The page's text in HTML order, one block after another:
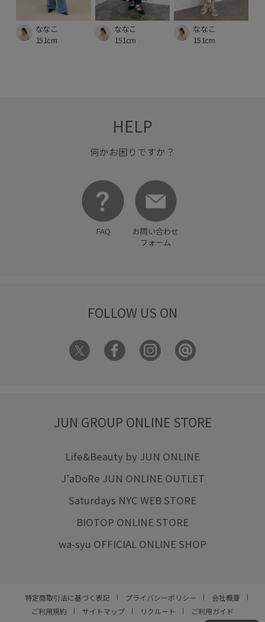
ななこ
151cm
ななこ
151cm
ななこ
151cm
HELP
何かお困りですか？
FAQ
お問い合わせ
フォーム
FOLLOW US ON
JUN GROUP ONLINE STORE
Life&Beauty by JUN ONLINE
J'aDoRe JUN ONLINE OUTLET
Saturdays NYC WEB STORE
BIOTOP ONLINE STORE
wa-syu OFFICIAL ONLINE SHOP
特定商取引法に基づく表記 プライバシーポリシー
会社概要
ご利用規約
サイトマップ リクルート ご利用ガイド